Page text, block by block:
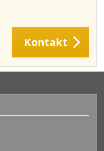
Kontakt